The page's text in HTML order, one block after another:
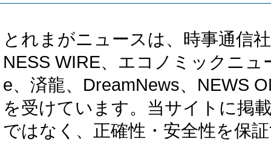
とれまがニュースは、時事通信
NESS WIRE、エコノミックニ
e、済龍、DreamNews、NEWS
を受けています。当サイトに掲
ではなく、正確性・安全性を保